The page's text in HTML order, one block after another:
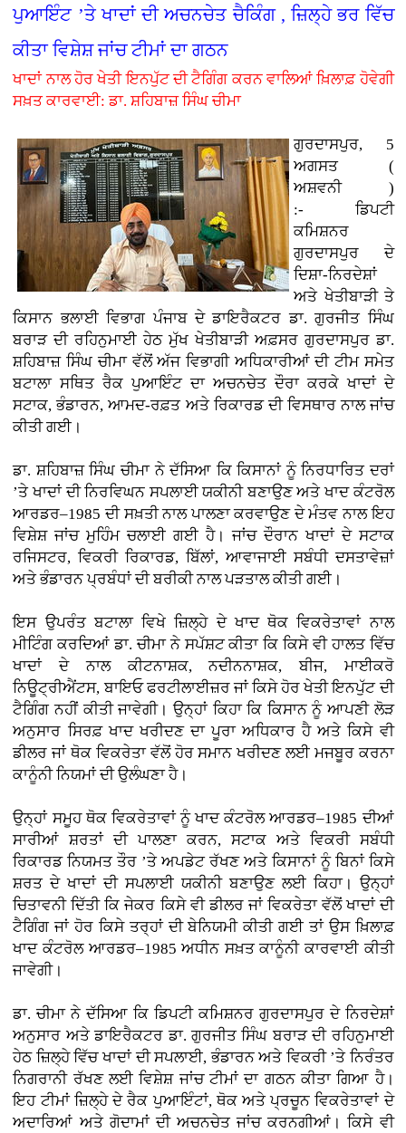
ਪੁਆਇੰਟ ’ਤੇ ਖਾਦਾਂ ਦੀ ਅਚਨਚੇਤ ਚੈਕਿੰਗ , ਜ਼ਿਲ੍ਹੇ ਭਰ ਵਿੱਚ
ਕੀਤਾ ਵਿਸ਼ੇਸ਼ ਜਾਂਚ ਟੀਮਾਂ ਦਾ ਗਠਨ
ਖਾਦਾਂ ਨਾਲ ਹੋਰ ਖੇਤੀ ਇਨਪੁੱਟ ਦੀ ਟੈਗਿੰਗ ਕਰਨ ਵਾਲਿਆਂ ਖ਼ਿਲਾਫ਼ ਹੋਵੇਗੀ
ਸਖ਼ਤ ਕਾਰਵਾਈ: ਡਾ. ਸ਼ਹਿਬਾਜ਼ ਸਿੰਘ ਚੀਮਾ
ਗੁਰਦਾਸਪੁਰ, 5
ਅਗਸਤ (
ਅਸ਼ਵਨੀ )
:- ਡਿਪਟੀ
ਕਮਿਸ਼ਨਰ
ਗੁਰਦਾਸਪੁਰ ਦੇ
ਦਿਸ਼ਾ-ਨਿਰਦੇਸ਼ਾਂ
ਅਤੇ ਖੇਤੀਬਾੜੀ ਤੇ
ਕਿਸਾਨ ਭਲਾਈ ਵਿਭਾਗ ਪੰਜਾਬ ਦੇ ਡਾਇਰੈਕਟਰ ਡਾ. ਗੁਰਜੀਤ ਸਿੰਘ
ਬਰਾੜ ਦੀ ਰਹਿਨੁਮਾਈ ਹੇਠ ਮੁੱਖ ਖੇਤੀਬਾੜੀ ਅਫ਼ਸਰ ਗੁਰਦਾਸਪੁਰ ਡਾ.
ਸ਼ਹਿਬਾਜ਼ ਸਿੰਘ ਚੀਮਾ ਵੱਲੋਂ ਅੱਜ ਵਿਭਾਗੀ ਅਧਿਕਾਰੀਆਂ ਦੀ ਟੀਮ ਸਮੇਤ
ਬਟਾਲਾ ਸਥਿਤ ਰੈਕ ਪੁਆਇੰਟ ਦਾ ਅਚਨਚੇਤ ਦੌਰਾ ਕਰਕੇ ਖਾਦਾਂ ਦੇ
ਸਟਾਕ, ਭੰਡਾਰਨ, ਆਮਦ-ਰਫ਼ਤ ਅਤੇ ਰਿਕਾਰਡ ਦੀ ਵਿਸਥਾਰ ਨਾਲ ਜਾਂਚ
ਕੀਤੀ ਗਈ।
ਡਾ. ਸ਼ਹਿਬਾਜ਼ ਸਿੰਘ ਚੀਮਾ ਨੇ ਦੱਸਿਆ ਕਿ ਕਿਸਾਨਾਂ ਨੂੰ ਨਿਰਧਾਰਿਤ ਦਰਾਂ
’ਤੇ ਖਾਦਾਂ ਦੀ ਨਿਰਵਿਘਨ ਸਪਲਾਈ ਯਕੀਨੀ ਬਣਾਉਣ ਅਤੇ ਖਾਦ ਕੰਟਰੋਲ
ਆਰਡਰ–1985 ਦੀ ਸਖ਼ਤੀ ਨਾਲ ਪਾਲਣਾ ਕਰਵਾਉਣ ਦੇ ਮੰਤਵ ਨਾਲ ਇਹ
ਵਿਸ਼ੇਸ਼ ਜਾਂਚ ਮੁਹਿੰਮ ਚਲਾਈ ਗਈ ਹੈ। ਜਾਂਚ ਦੌਰਾਨ ਖਾਦਾਂ ਦੇ ਸਟਾਕ
ਰਜਿਸਟਰ, ਵਿਕਰੀ ਰਿਕਾਰਡ, ਬਿੱਲਾਂ, ਆਵਾਜਾਈ ਸਬੰਧੀ ਦਸਤਾਵੇਜ਼ਾਂ
ਅਤੇ ਭੰਡਾਰਨ ਪ੍ਰਬੰਧਾਂ ਦੀ ਬਰੀਕੀ ਨਾਲ ਪੜਤਾਲ ਕੀਤੀ ਗਈ।
ਇਸ ਉਪਰੰਤ ਬਟਾਲਾ ਵਿਖੇ ਜ਼ਿਲ੍ਹੇ ਦੇ ਖਾਦ ਥੋਕ ਵਿਕਰੇਤਾਵਾਂ ਨਾਲ
ਮੀਟਿੰਗ ਕਰਦਿਆਂ ਡਾ. ਚੀਮਾ ਨੇ ਸਪੱਸ਼ਟ ਕੀਤਾ ਕਿ ਕਿਸੇ ਵੀ ਹਾਲਤ ਵਿੱਚ
ਖਾਦਾਂ ਦੇ ਨਾਲ ਕੀਟਨਾਸ਼ਕ, ਨਦੀਨਨਾਸ਼ਕ, ਬੀਜ, ਮਾਈਕਰੋ
ਨਿਊਟ੍ਰੀਐਂਟਸ, ਬਾਇਓ ਫਰਟੀਲਾਈਜ਼ਰ ਜਾਂ ਕਿਸੇ ਹੋਰ ਖੇਤੀ ਇਨਪੁੱਟ ਦੀ
ਟੈਗਿੰਗ ਨਹੀਂ ਕੀਤੀ ਜਾਵੇਗੀ। ਉਨ੍ਹਾਂ ਕਿਹਾ ਕਿ ਕਿਸਾਨ ਨੂੰ ਆਪਣੀ ਲੋੜ
ਅਨੁਸਾਰ ਸਿਰਫ਼ ਖਾਦ ਖਰੀਦਣ ਦਾ ਪੂਰਾ ਅਧਿਕਾਰ ਹੈ ਅਤੇ ਕਿਸੇ ਵੀ
ਡੀਲਰ ਜਾਂ ਥੋਕ ਵਿਕਰੇਤਾ ਵੱਲੋਂ ਹੋਰ ਸਮਾਨ ਖਰੀਦਣ ਲਈ ਮਜਬੂਰ ਕਰਨਾ
ਕਾਨੂੰਨੀ ਨਿਯਮਾਂ ਦੀ ਉਲੰਘਣਾ ਹੈ।
ਉਨ੍ਹਾਂ ਸਮੂਹ ਥੋਕ ਵਿਕਰੇਤਾਵਾਂ ਨੂੰ ਖਾਦ ਕੰਟਰੋਲ ਆਰਡਰ–1985 ਦੀਆਂ
ਸਾਰੀਆਂ ਸ਼ਰਤਾਂ ਦੀ ਪਾਲਣਾ ਕਰਨ, ਸਟਾਕ ਅਤੇ ਵਿਕਰੀ ਸਬੰਧੀ
ਰਿਕਾਰਡ ਨਿਯਮਤ ਤੌਰ ’ਤੇ ਅਪਡੇਟ ਰੱਖਣ ਅਤੇ ਕਿਸਾਨਾਂ ਨੂੰ ਬਿਨਾਂ ਕਿਸੇ
ਸ਼ਰਤ ਦੇ ਖਾਦਾਂ ਦੀ ਸਪਲਾਈ ਯਕੀਨੀ ਬਣਾਉਣ ਲਈ ਕਿਹਾ। ਉਨ੍ਹਾਂ
ਚਿਤਾਵਨੀ ਦਿੱਤੀ ਕਿ ਜੇਕਰ ਕਿਸੇ ਵੀ ਡੀਲਰ ਜਾਂ ਵਿਕਰੇਤਾ ਵੱਲੋਂ ਖਾਦਾਂ ਦੀ
ਟੈਗਿੰਗ ਜਾਂ ਹੋਰ ਕਿਸੇ ਤਰ੍ਹਾਂ ਦੀ ਬੇਨਿਯਮੀ ਕੀਤੀ ਗਈ ਤਾਂ ਉਸ ਖ਼ਿਲਾਫ਼
ਖਾਦ ਕੰਟਰੋਲ ਆਰਡਰ–1985 ਅਧੀਨ ਸਖ਼ਤ ਕਾਨੂੰਨੀ ਕਾਰਵਾਈ ਕੀਤੀ
ਜਾਵੇਗੀ।
ਡਾ. ਚੀਮਾ ਨੇ ਦੱਸਿਆ ਕਿ ਡਿਪਟੀ ਕਮਿਸ਼ਨਰ ਗੁਰਦਾਸਪੁਰ ਦੇ ਨਿਰਦੇਸ਼ਾਂ
ਅਨੁਸਾਰ ਅਤੇ ਡਾਇਰੈਕਟਰ ਡਾ. ਗੁਰਜੀਤ ਸਿੰਘ ਬਰਾੜ ਦੀ ਰਹਿਨੁਮਾਈ
ਹੇਠ ਜ਼ਿਲ੍ਹੇ ਵਿੱਚ ਖਾਦਾਂ ਦੀ ਸਪਲਾਈ, ਭੰਡਾਰਨ ਅਤੇ ਵਿਕਰੀ ’ਤੇ ਨਿਰੰਤਰ
ਨਿਗਰਾਨੀ ਰੱਖਣ ਲਈ ਵਿਸ਼ੇਸ਼ ਜਾਂਚ ਟੀਮਾਂ ਦਾ ਗਠਨ ਕੀਤਾ ਗਿਆ ਹੈ।
ਇਹ ਟੀਮਾਂ ਜ਼ਿਲ੍ਹੇ ਦੇ ਰੈਕ ਪੁਆਇੰਟਾਂ, ਥੋਕ ਅਤੇ ਪ੍ਰਚੂਨ ਵਿਕਰੇਤਾਵਾਂ ਦੇ
ਅਦਾਰਿਆਂ ਅਤੇ ਗੋਦਾਮਾਂ ਦੀ ਅਚਨਚੇਤ ਜਾਂਚ ਕਰਨਗੀਆਂ। ਕਿਸੇ ਵੀ